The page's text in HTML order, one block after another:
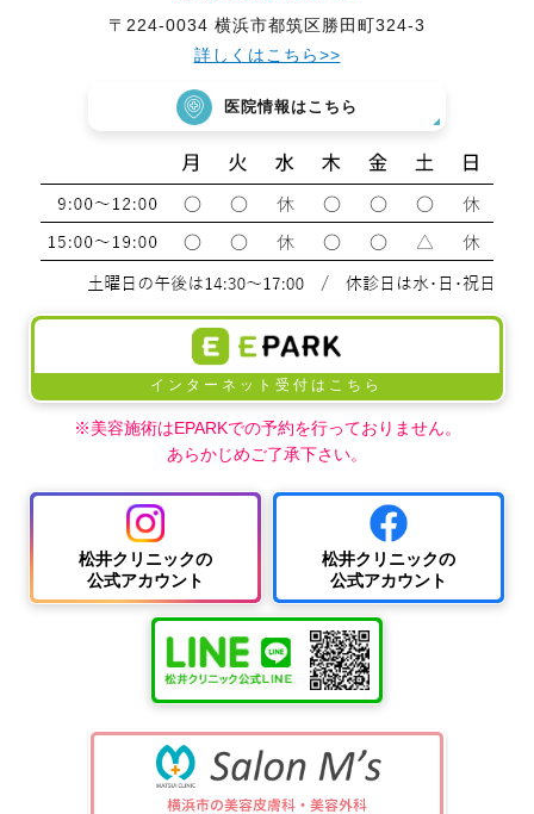
〒224-0034 横浜市都筑区勝田町324-3
詳しくはこちら>>
医院情報はこちら
インターネット受付はこちら
※美容施術はEPARKでの予約を行っておりません。
あらかじめご了承下さい。
松井クリニックの
公式アカウント
松井クリニックの
公式アカウント